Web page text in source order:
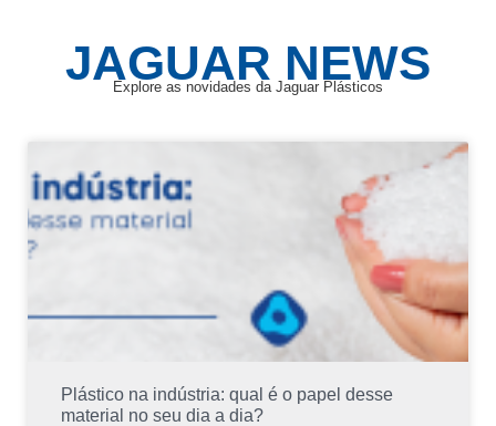
JAGUAR NEWS
Explore as novidades da Jaguar Plásticos
Plástico na indústria: qual é o papel desse
material no seu dia a dia?